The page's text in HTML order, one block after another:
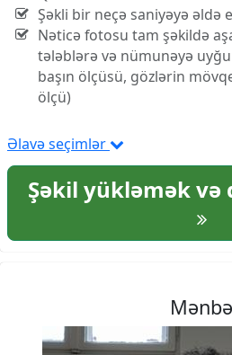
Şəkli bir neçə saniyəyə əldə
Nəticə fotosu tam şəkildə
tələblərə və nümunəyə
başın ölçüsü, gözlərin
ölçü)
Əlavə seçimlər
Şəkil yükləmək və
Mənbə